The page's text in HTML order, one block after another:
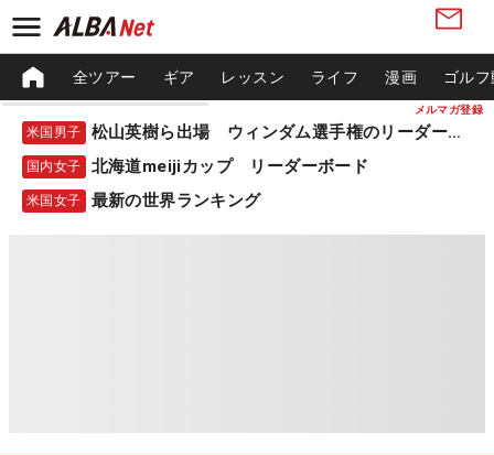
メルマガ登録
全ツアー ギア レッスン ライフ 漫画 ゴル
米国男子 松山英樹ら出場 ウィンダム選手権のリーダーボード
国内女子 北海道meijiカップ リーダーボード
米国女子 最新の世界ランキング